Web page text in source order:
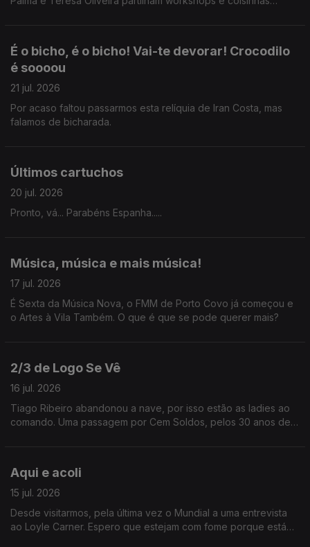
É o bicho, é o bicho! Vai-te devorar! Crocodilo
é soooou
21 jul. 2026
Por acaso faltou passarmos esta relíquia de Iran Costa, mas
falamos de bicharada.
Últimos cartuchos
20 jul. 2026
Pronto, vá... Parabéns Espanha.....
Música, música e mais música!
17 jul. 2026
É Sexta da Música Nova, o FMM de Porto Covo já começou e
o Artes à Vila Também. O que é que se pode querer mais?
2/3 de Logo Se Vê
16 jul. 2026
Tiago Ribeiro abandonou a nave, por isso estão as ladies ao
comando. Uma passagem por Cem Soldos, pelos 30 anos de
Aqui e acoli
15 jul. 2026
Desde visitarmos, pela última vez o Mundial a uma entrevista
ao Loyle Carner. Espero que estejam com fome porque está